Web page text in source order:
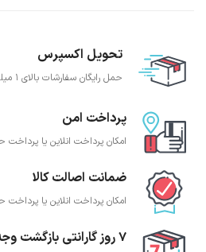
تحویل اکسپرس
حمل رایگان سفارشات بالای 1 میلیون تومان
پرداخت امن
امکان پرداخت انلاین یا
ضمانت اصالت کالا
امکان پرداخت انلاین یا
7 روز گارانتی بازگشت وجه